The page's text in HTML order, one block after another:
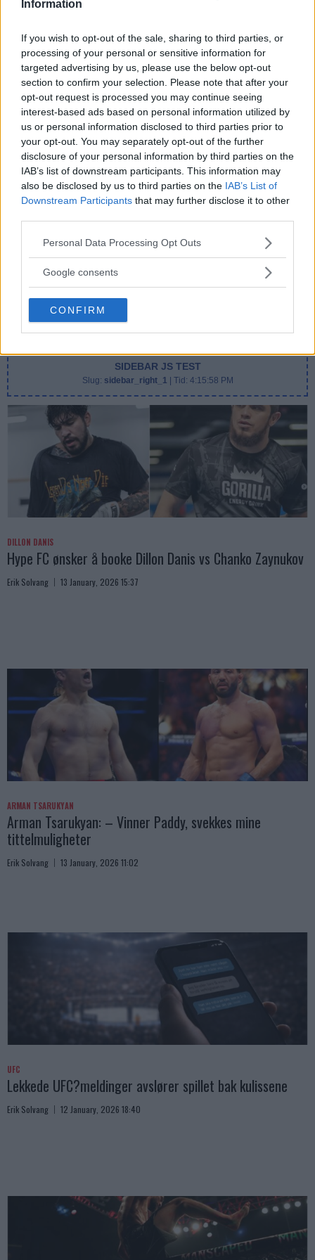
Information
If you wish to opt-out of the sale, sharing to third parties, or
processing of your personal or sensitive information for
targeted advertising by us, please use the below opt-out
section to confirm your selection. Please note that after your
opt-out request is processed you may continue seeing
interest-based ads based on personal information utilized by
us or personal information disclosed to third parties prior to
your opt-out. You may separately opt-out of the further
disclosure of your personal information by third parties on the
IAB’s list of downstream participants. This information may
also be disclosed by us to third parties on the IAB’s List of
Downstream Participants that may further disclose it to other
Please note that this website/app uses one or more Google
not limited to your visit or usage behaviour. You may click to
use your data for below specified purposes in below Google
consent section.
Personal Data Processing Opt Outs
Google consents
CONFIRM
UFC
LEKKEDE UFC?MELDINGER AVSLØRER
SPILLET BAK KULISSENE
12 January, 2026 18:40
KHAMZAT CHIMAEV UTFORDRER ALEX
PEREIRA
12 January, 2026 13:23
ISLAM MAKHACHEV
ISLAM MAKHACHEV JAKTER
DOBBELTBELTE ETTER UFC 315
SIDEBAR JS TEST
Slug: sidebar_right_1 | Tid: 4:15:58 PM
DILLON DANIS
Hype FC ønsker å booke Dillon Danis vs Chanko Zaynukov
Erik Solvang 13 January, 2026 15:37
ARMAN TSARUKYAN
Arman Tsarukyan: – Vinner Paddy, svekkes mine
tittelmuligheter
Erik Solvang 13 January, 2026 11:02
UFC
Lekkede UFC?meldinger avslører spillet bak kulissene
Erik Solvang 12 January, 2026 18:40